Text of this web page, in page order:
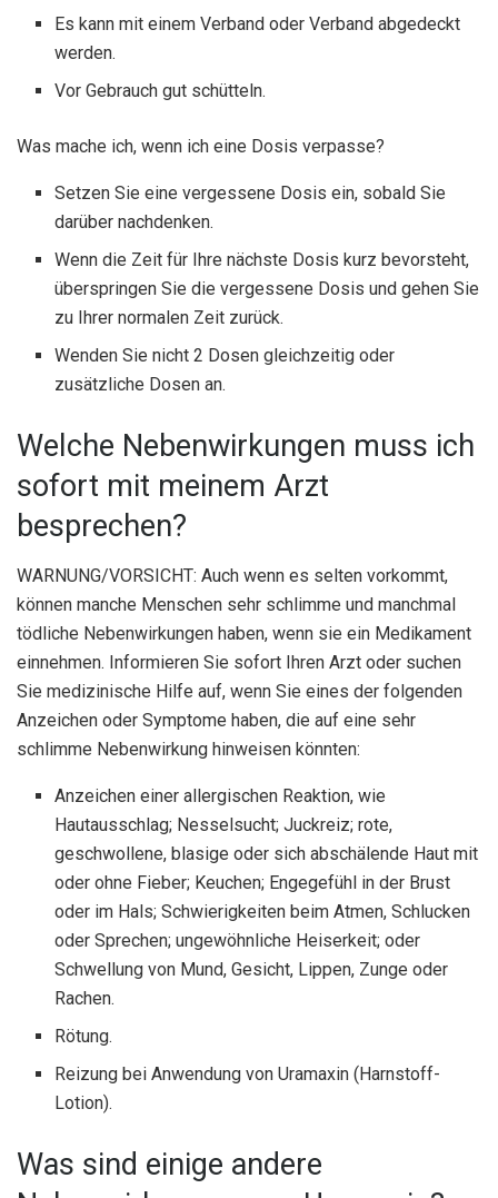
Es kann mit einem Verband oder Verband abgedeckt
werden.
Vor Gebrauch gut schütteln.
Was mache ich, wenn ich eine Dosis verpasse?
Setzen Sie eine vergessene Dosis ein, sobald Sie
darüber nachdenken.
Wenn die Zeit für Ihre nächste Dosis kurz bevorsteht,
überspringen Sie die vergessene Dosis und gehen Sie
zu Ihrer normalen Zeit zurück.
Wenden Sie nicht 2 Dosen gleichzeitig oder
zusätzliche Dosen an.
Welche Nebenwirkungen muss ich
sofort mit meinem Arzt
besprechen?
WARNUNG/VORSICHT: Auch wenn es selten vorkommt,
können manche Menschen sehr schlimme und manchmal
tödliche Nebenwirkungen haben, wenn sie ein Medikament
einnehmen. Informieren Sie sofort Ihren Arzt oder suchen
Sie medizinische Hilfe auf, wenn Sie eines der folgenden
Anzeichen oder Symptome haben, die auf eine sehr
schlimme Nebenwirkung hinweisen könnten:
Anzeichen einer allergischen Reaktion, wie
Hautausschlag; Nesselsucht; Juckreiz; rote,
geschwollene, blasige oder sich abschälende Haut mit
oder ohne Fieber; Keuchen; Engegefühl in der Brust
oder im Hals; Schwierigkeiten beim Atmen, Schlucken
oder Sprechen; ungewöhnliche Heiserkeit; oder
Schwellung von Mund, Gesicht, Lippen, Zunge oder
Rachen.
Rötung.
Reizung bei Anwendung von Uramaxin (Harnstoff-
Lotion).
Was sind einige andere